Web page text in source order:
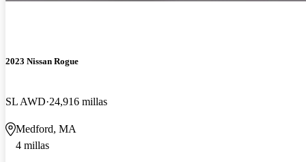
2023 Nissan Rogue
SL AWD 24,916 millas
Medford, MA
4 millas